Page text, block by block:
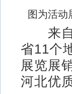
图为活
来自
省11个
展览展
河北优